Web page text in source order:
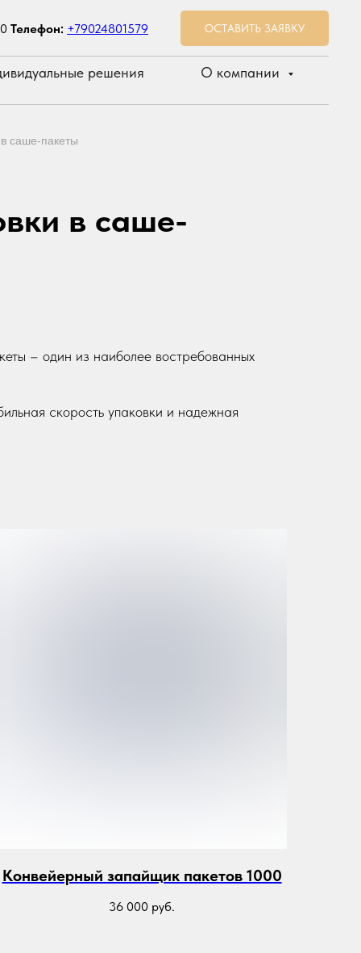
Телефон: +79024801579 ОСТАВИТЬ ЗАЯВКУ
решения О компании
саше-пакеты
в саше-
– один из наиболее востребованных
скорость упаковки и надежная
Конвейерный запайщик пакетов 1000
36 000 руб.